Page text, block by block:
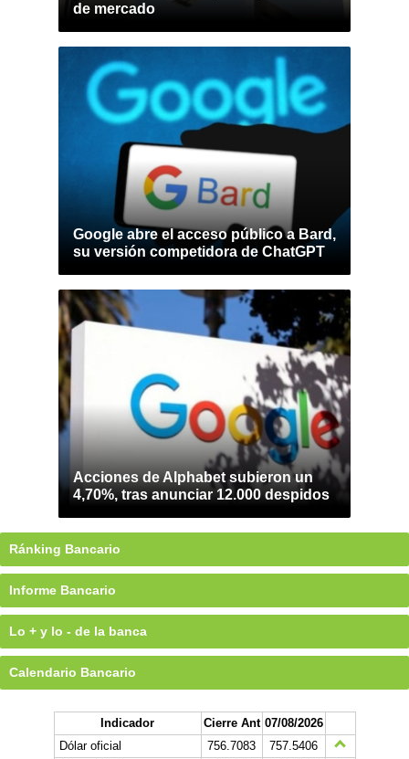
de mercado
Google abre el acceso público a Bard,
su versión competidora de ChatGPT
Acciones de Alphabet subieron un
4,70%, tras anunciar 12.000 despidos
Ránking Bancario
Informe Bancario
Lo + y lo - de la banca
Calendario Bancario
Indicador Cierre Ant 07/08/2026
Dólar oficial
756.7083
757.5406